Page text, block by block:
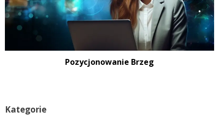
Pozycjonowanie Brzeg
Kategorie